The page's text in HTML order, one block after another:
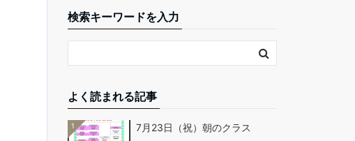
検索キーワードを入力
よく読まれる記事
1 7月23日（祝）朝のクラス